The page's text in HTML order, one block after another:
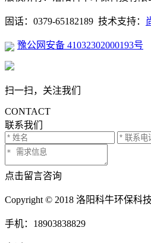
固话：0379-65182189 技术支持：
豫公网安备 41032302000193号
扫一扫，关注我们
CONTACT
联系我们
点击留言咨询
Copyright © 2018 洛阳科牛环保科
手机：18903838829